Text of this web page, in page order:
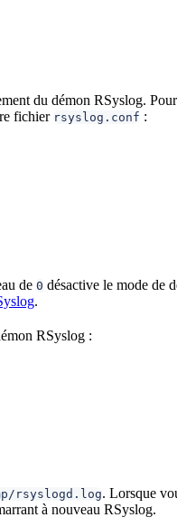
du démon RSyslog.
fichier rsyslog.conf :
de 0 désactive le mode de
.
RSyslog :
rsyslogd.log. Lorsque
à nouveau RSyslog.